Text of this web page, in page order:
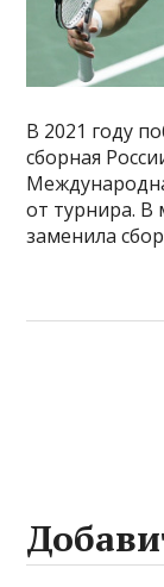
В 2021 году
сборная
от турнира. В
заменила